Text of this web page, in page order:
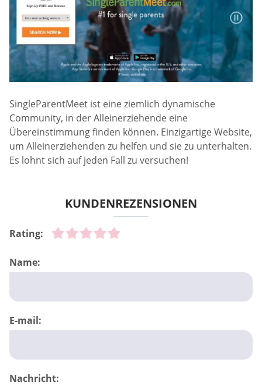
SingleParentMeet ist eine ziemlich dynamische
Community, in der Alleinerziehende eine
Übereinstimmung finden können. Einzigartige Website,
um Alleinerziehenden zu helfen und sie zu unterhalten.
Es lohnt sich auf jeden Fall zu versuchen!
KUNDENREZENSIONEN
Rating:
Name:
E-mail:
Nachricht: